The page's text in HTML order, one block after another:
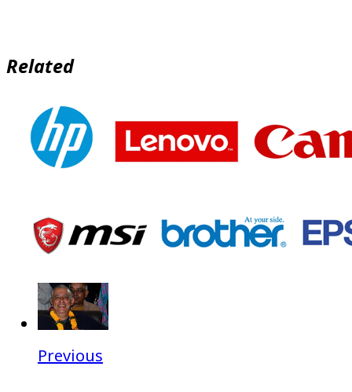
Related
Previous